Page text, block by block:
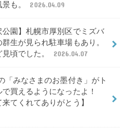
も。
2026.04.09
公園】札幌市厚別区でミズバ
群生が見られ駐車場もあり。
見頃でした。
2026.04.07
「みなさまのお墨付き」がト
で買えるようになったよ！
来てくれてありがとう】